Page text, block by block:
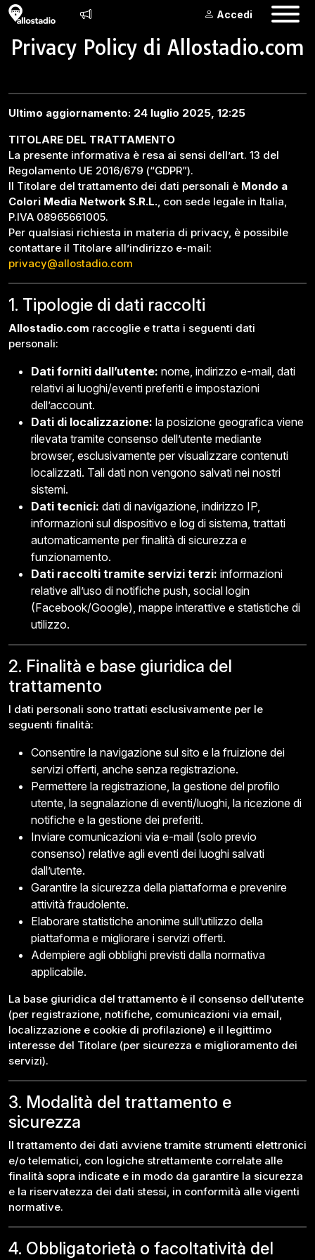
Accedi
Privacy Policy di Allostadio.com
Ultimo aggiornamento: 24 luglio 2025, 12:25
TITOLARE DEL TRATTAMENTO
La presente informativa è resa ai sensi dell’art. 13 del
Regolamento UE 2016/679 (“GDPR”).
Il Titolare del trattamento dei dati personali è Mondo a
Colori Media Network S.R.L., con sede legale in Italia,
P.IVA 08965661005.
Per qualsiasi richiesta in materia di privacy, è possibile
contattare il Titolare all’indirizzo e-mail:
privacy@allostadio.com
1. Tipologie di dati raccolti
Allostadio.com raccoglie e tratta i seguenti dati
personali:
Dati forniti dall’utente: nome, indirizzo e-mail, dati
relativi ai luoghi/eventi preferiti e impostazioni
dell’account.
Dati di localizzazione: la posizione geografica viene
rilevata tramite consenso dell’utente mediante
browser, esclusivamente per visualizzare contenuti
localizzati. Tali dati non vengono salvati nei nostri
sistemi.
Dati tecnici: dati di navigazione, indirizzo IP,
informazioni sul dispositivo e log di sistema, trattati
automaticamente per finalità di sicurezza e
funzionamento.
Dati raccolti tramite servizi terzi: informazioni
relative all’uso di notifiche push, social login
(Facebook/Google), mappe interattive e statistiche di
utilizzo.
2. Finalità e base giuridica del
trattamento
I dati personali sono trattati esclusivamente per le
seguenti finalità:
Consentire la navigazione sul sito e la fruizione dei
servizi offerti, anche senza registrazione.
Permettere la registrazione, la gestione del profilo
utente, la segnalazione di eventi/luoghi, la ricezione di
notifiche e la gestione dei preferiti.
Inviare comunicazioni via e-mail (solo previo
consenso) relative agli eventi dei luoghi salvati
dall’utente.
Garantire la sicurezza della piattaforma e prevenire
attività fraudolente.
Elaborare statistiche anonime sull’utilizzo della
piattaforma e migliorare i servizi offerti.
Adempiere agli obblighi previsti dalla normativa
applicabile.
La base giuridica del trattamento è il consenso dell’utente
(per registrazione, notifiche, comunicazioni via email,
localizzazione e cookie di profilazione) e il legittimo
interesse del Titolare (per sicurezza e miglioramento dei
servizi).
3. Modalità del trattamento e
sicurezza
Il trattamento dei dati avviene tramite strumenti elettronici
e/o telematici, con logiche strettamente correlate alle
finalità sopra indicate e in modo da garantire la sicurezza
e la riservatezza dei dati stessi, in conformità alle vigenti
normative.
4. Obbligatorietà o facoltatività del